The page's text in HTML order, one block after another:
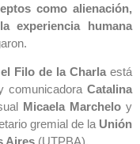
como alienación,
experiencia humana
Filo de la Charla está
comunicadora Catalina
Micaela Marchelo y
gremial de la Unión